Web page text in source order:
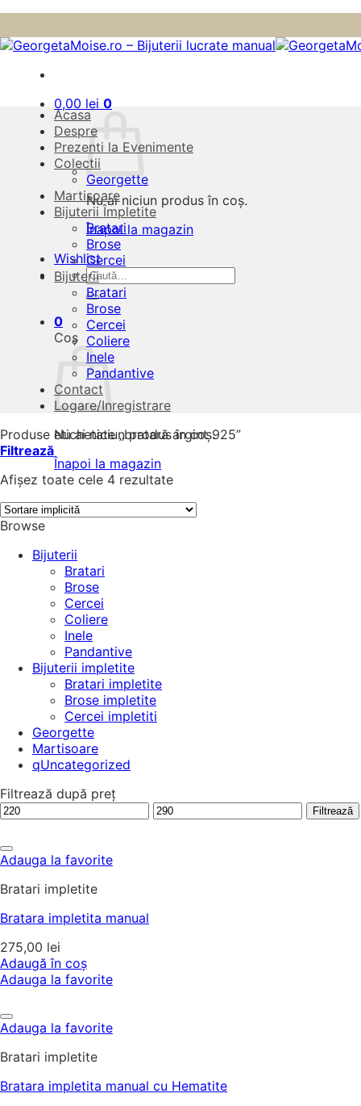
to
content
0,00 lei 0
Nu ai niciun produs în coș.
Înapoi la magazin
Wishlist
Caută
după:
0
Coș
Nu ai niciun produs în coș.
Înapoi la magazin
Acasa
Despre
Prezenti la Evenimente
Colectii
Georgette
Martisoare
Bijuterii Împletite
Bratari
Brose
Cercei
Bijuterii
Bratari
Brose
Cercei
Coliere
Inele
Pandantive
Contact
Logare/Inregistrare
Produse etichetate „bratară argint 925”
Filtrează
Afișez toate cele 4 rezultate
Browse
Bijuterii
Bratari
Brose
Cercei
Coliere
Inele
Pandantive
Bijuterii impletite
Bratari impletite
Brose impletite
Cercei impletiti
Georgette
Martisoare
qUncategorized
Filtrează după preț
Preț
Preț
Filtrează
Adauga la favorite
Bratari impletite
Bratara impletita manual
275,00 lei
Adaugă în coș
Adauga la favorite
Adauga la favorite
Bratari impletite
Bratara impletita manual cu Hematite